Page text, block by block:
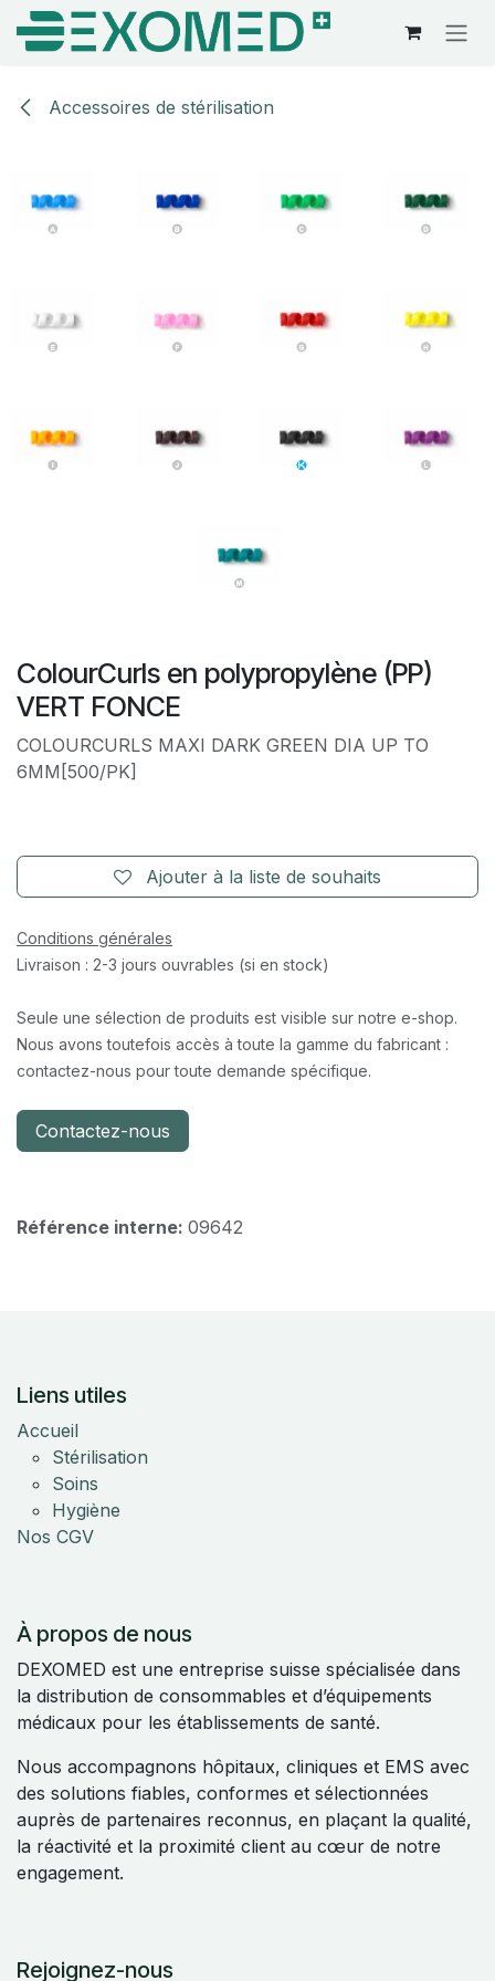
Se rendre au contenu
Accessoires de stérilisation
ColourCurls en polypropylène (PP)
VERT FONCE
COLOURCURLS MAXI DARK GREEN DIA UP TO
6MM[500/PK]
Ajouter à la liste de souhaits
Conditions générales
Livraison : 2-3 jours ouvrables (si en stock)
Seule une sélection de produits est visible sur notre e-shop.
Nous avons toutefois accès à toute la gamme du fabricant :
contactez-nous pour toute demande spécifique.
Contactez-nous
Référence interne: 09642
Liens utiles
Accueil
Stérilisation
Soins
Hygiène
Nos CGV
À propos de nous
DEXOMED est une entreprise suisse spécialisée dans
la distribution de consommables et d’équipements
médicaux pour les établissements de santé.
Nous accompagnons hôpitaux, cliniques et EMS avec
des solutions fiables, conformes et sélectionnées
auprès de partenaires reconnus, en plaçant la qualité,
la réactivité et la proximité client au cœur de notre
engagement.
Rejoignez-nous